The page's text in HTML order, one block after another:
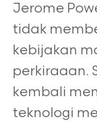
Jerome
tidak
kebijakan
perkiraaan.
kembali
teknologi